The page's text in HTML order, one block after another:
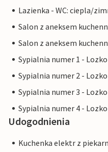
Lazienka - WC: ciepla/
Salon z aneksem
Salon z aneksem
Sypialnia numer 1 -
Sypialnia numer 2 -
Sypialnia numer 3 -
Sypialnia numer 4 -
Udogodnienia
Kuchenka elektr z